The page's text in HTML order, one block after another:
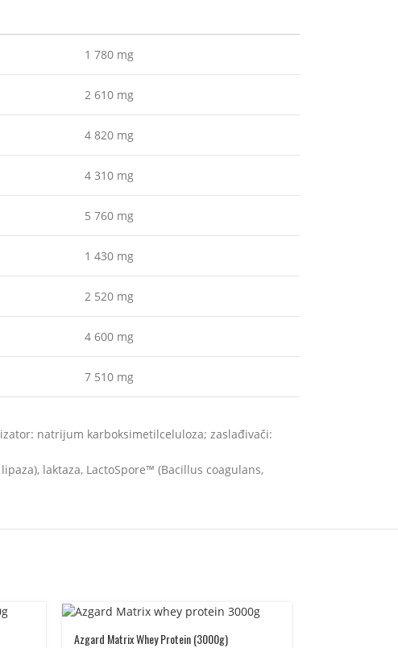
1 780 mg
2 610 mg
4 820 mg
4 310 mg
5 760 mg
1 430 mg
2 520 mg
4 600 mg
7 510 mg
natrijum karboksimetilceluloza; zaslađivači:
laktaza, LactoSpore™ (Bacillus coagulans,
Azgard Matrix Whey Protein (3000g)